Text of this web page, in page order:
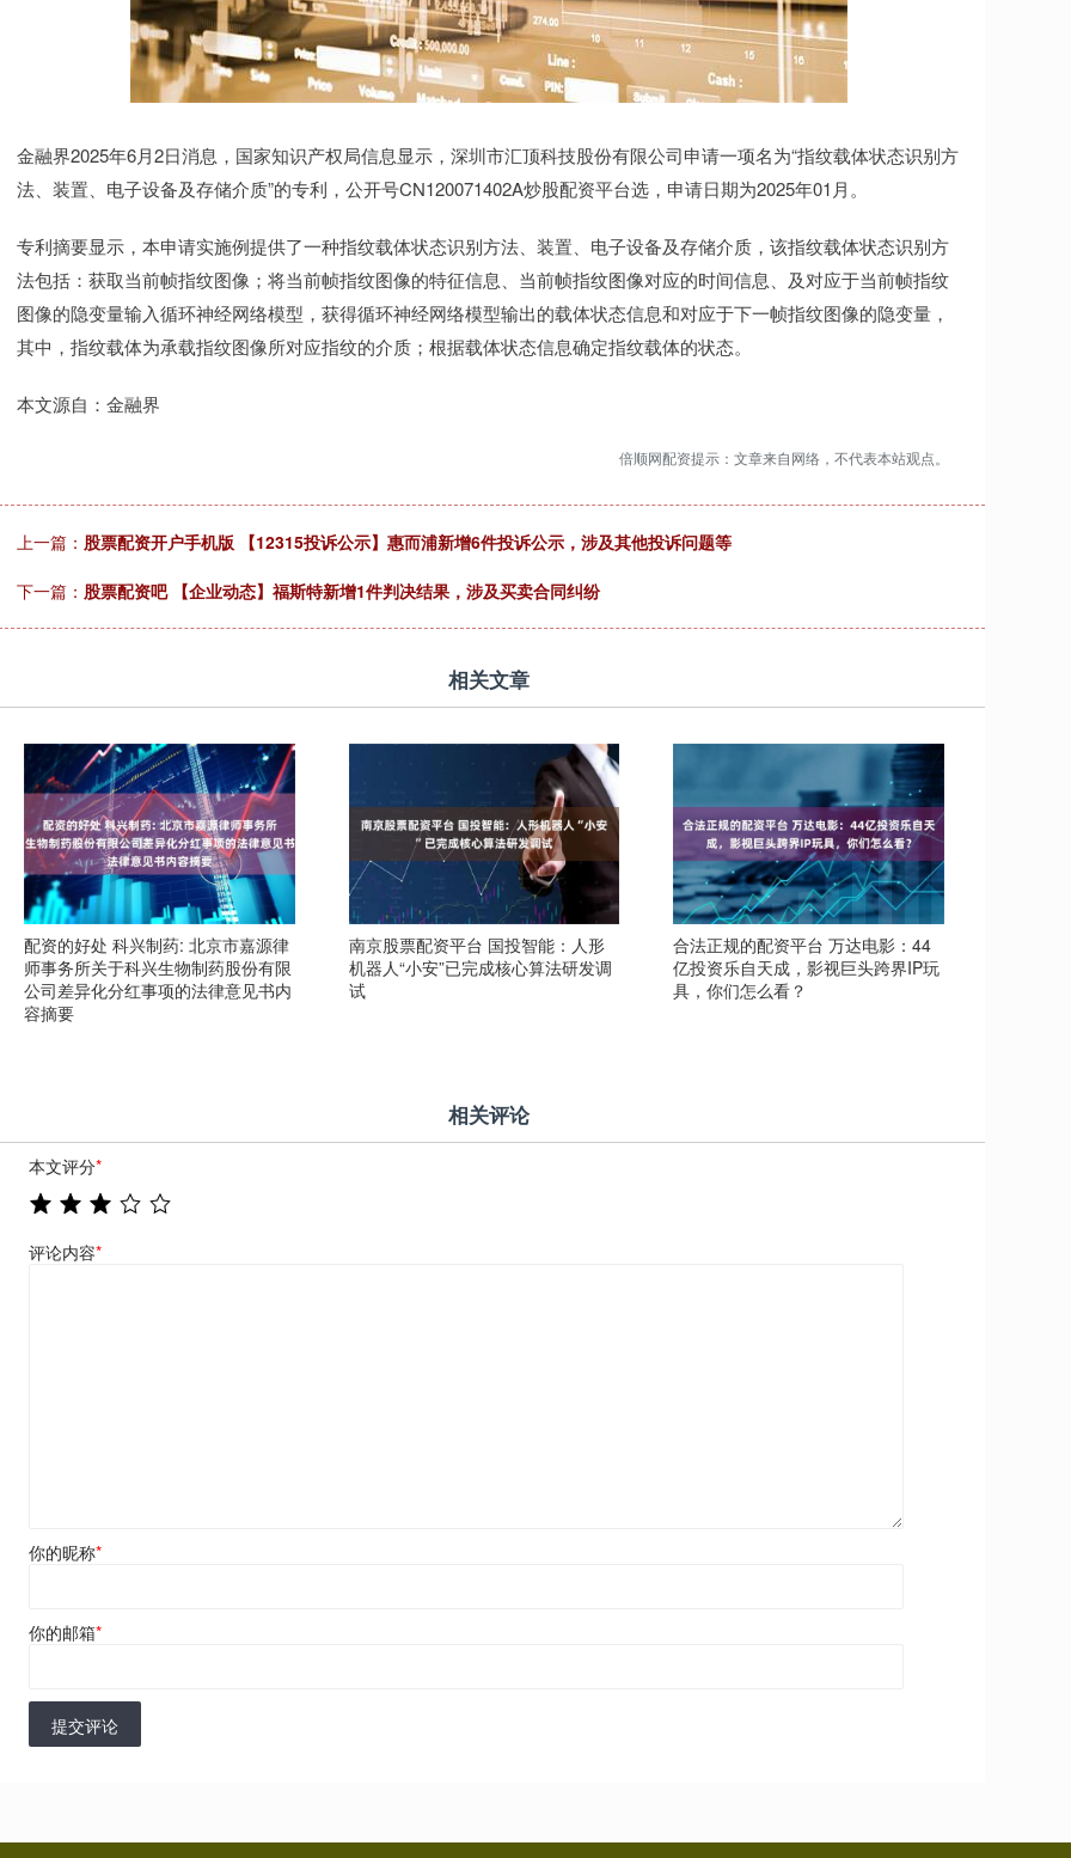
金融界2025年6月2日消息，国家知识产权局信息显示，深圳市汇顶科技股份有限公司申请一项名为“指纹载体状态识别方
法、装置、电子设备及存储介质”的专利，公开号CN120071402A炒股配资平台选，申请日期为2025年01月。
专利摘要显示，本申请实施例提供了一种指纹载体状态识别方法、装置、电子设备及存储介质，该指纹载体状态识别方
法包括：获取当前帧指纹图像；将当前帧指纹图像的特征信息、当前帧指纹图像对应的时间信息、及对应于当前帧指纹
图像的隐变量输入循环神经网络模型，获得循环神经网络模型输出的载体状态信息和对应于下一帧指纹图像的隐变量，
其中，指纹载体为承载指纹图像所对应指纹的介质；根据载体状态信息确定指纹载体的状态。
本文源自：金融界
倍顺网配资提示：文章来自网络，不代表本站观点。
上一篇： 股票配资开户手机版 【12315投诉公示】惠而浦新增6件投诉公示，涉及其他投诉问题等
下一篇： 股票配资吧 【企业动态】福斯特新增1件判决结果，涉及买卖合同纠纷
相关文章
配资的好处 科兴制药: 北京市嘉源律
师事务所关于科兴生物制药股份有限
公司差异化分红事项的法律意见书内
容摘要
南京股票配资平台 国投智能：人形
机器人“小安”已完成核心算法研发调
试
合法正规的配资平台 万达电影：44
亿投资乐自天成，影视巨头跨界IP玩
具，你们怎么看？
相关评论
本文评分*
评论内容*
你的昵称*
你的邮箱*
提交评论